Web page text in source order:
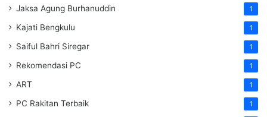
Jaksa Agung Burhanuddin 1
Kajati Bengkulu 1
Saiful Bahri Siregar 1
Rekomendasi PC 1
ART 1
PC Rakitan Terbaik 1